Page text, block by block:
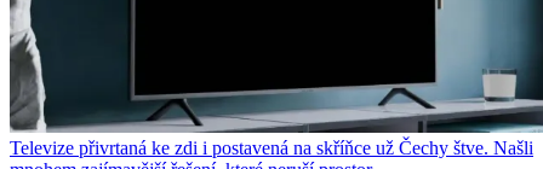
Televize přivrtaná ke zdi i postavená na skříňce už Čechy štve. Našli